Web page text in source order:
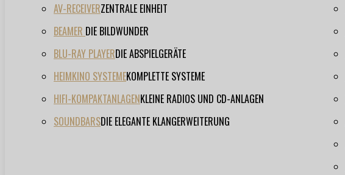
AV-RECEIVERZENTRALE EINHEIT
BEAMER DIE BILDWUNDER
BLU-RAY PLAYERDIE ABSPIELGERÄTE
HEIMKINO SYSTEMEKOMPLETTE SYSTEME
HIFI-KOMPAKTANLAGENKLEINE RADIOS UND CD-ANLAGEN
SOUNDBARSDIE ELEGANTE KLANGERWEITERUNG